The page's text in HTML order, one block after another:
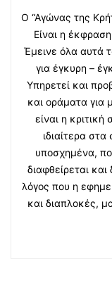
Ο “Αγώνας της
Είναι η
Έμεινε όλα αυτά
για έγκυρη –
Υπηρετεί και
και οράματα για
είναι η κριτική
ιδιαίτερα
υποσχημένα,
διαφθείρεται και
λόγος που η
και διαπλοκές,